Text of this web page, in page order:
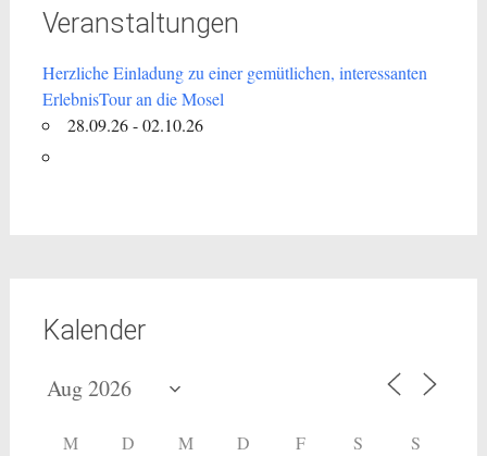
Veranstaltungen
Herzliche Einladung zu einer gemütlichen, interessanten
ErlebnisTour an die Mosel
28.09.26 - 02.10.26
Kalender
M D M D F S S